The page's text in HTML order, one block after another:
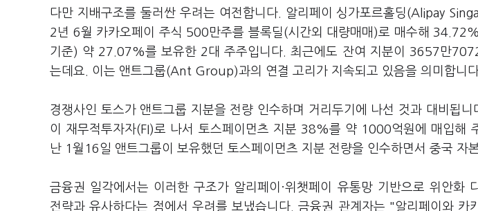
다만 지배구조를 둘러싼 우려는 여전합니다. 알리페이 싱가포르홀딩(Alipay
2년 6월 카카오페이 주식 500만주를 블록딜(시간외 대량매매)로 매수해
기준) 약 27.07%를 보유한 2대 주주입니다. 최근에도 잔여 지분이 3657만
는데요. 이는 앤트그룹(Ant Group)과의 연결 고리가 지속되고 있음을 의미합니다
경쟁사인 토스가 앤트그룹 지분을 전량 인수하며 거리두기에 나선 것과 대비됩
이 재무적투자자(FI)로 나서 토스페이먼츠 지분 38%를 약 1000억원에 매입해
난 1월16일 앤트그룹이 보유했던 토스페이먼츠 지분 전량을 인수하면서 중국 자
금융권 일각에서는 이러한 구조가 알리페이·위챗페이 유통망 기반으로 위안화
전략과 유사하다는 점에서 우려를 보냈습니다. 금융권 관계자는 "알리페이와 카